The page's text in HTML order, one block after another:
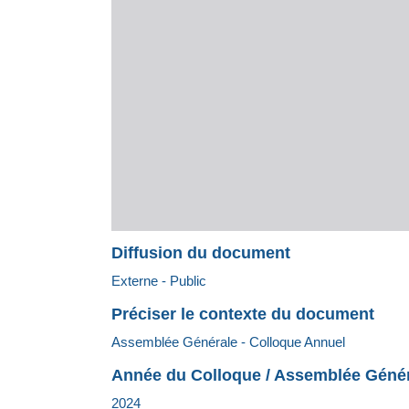
Diffusion du document
Externe - Public
Préciser le contexte du document
Assemblée Générale - Colloque Annuel
Année du Colloque / Assemblée
2024